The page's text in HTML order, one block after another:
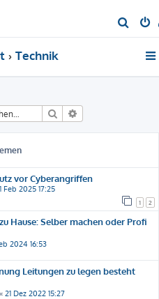
u
Technik
Suche
vor Cyberangriffen
Feb 2025 17:25
1 2
Hause: Selber machen oder Profi
2024 16:53
Leitungen zu legen besteht
« 21 Dez 2022 15:27